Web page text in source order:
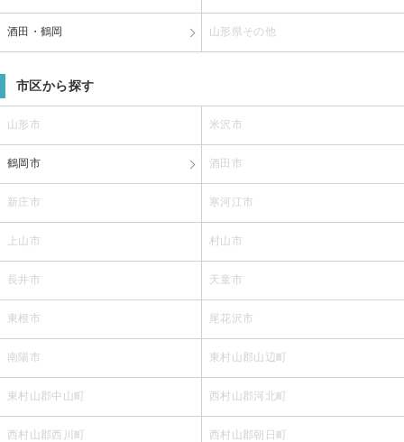
酒田・鶴岡 山形県その他
市区から探す
山形市 米沢市
鶴岡市 酒田市
新庄市 寒河江市
上山市 村山市
長井市 天童市
東根市 尾花沢市
南陽市 東村山郡山辺町
東村山郡中山町 西村山郡河北町
西村山郡西川町 西村山郡朝日町